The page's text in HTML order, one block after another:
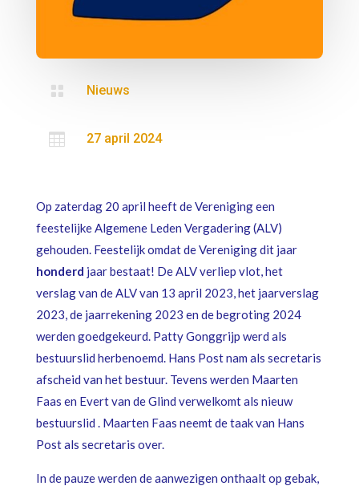
 Nieuws
 27 april 2024
Op zaterdag 20 april heeft de Vereniging een
feestelijke Algemene Leden Vergadering (ALV)
gehouden. Feestelijk omdat de Vereniging dit jaar
honderd jaar bestaat! De ALV verliep vlot, het
verslag van de ALV van 13 april 2023, het jaarverslag
2023, de jaarrekening 2023 en de begroting 2024
werden goedgekeurd. Patty Gonggrijp werd als
bestuurslid herbenoemd. Hans Post nam als secretaris
afscheid van het bestuur. Tevens werden Maarten
Faas en Evert van de Glind verwelkomt als nieuw
bestuurslid . Maarten Faas neemt de taak van Hans
Post als secretaris over.
In de pauze werden de aanwezigen onthaalt op gebak,